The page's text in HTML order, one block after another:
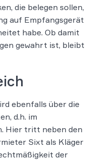
die belegen sollen,
auf Empfangsgerät
habe. Ob damit
gewahrt ist, bleibt
ebenfalls über die
d.h. im
Hier tritt neben den
Sixt als Kläger
der